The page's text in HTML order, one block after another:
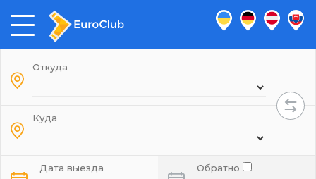
Откуда
Куда
Дата выезда Обратно